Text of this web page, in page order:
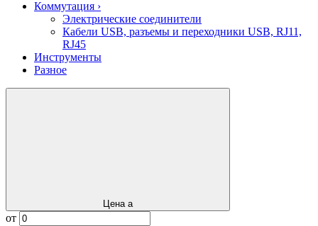
Коммутация ›
Электрические соединители
Кабели USB, разъемы и переходники USB, RJ11,
RJ45
Инструменты
Разное
Цена a
от